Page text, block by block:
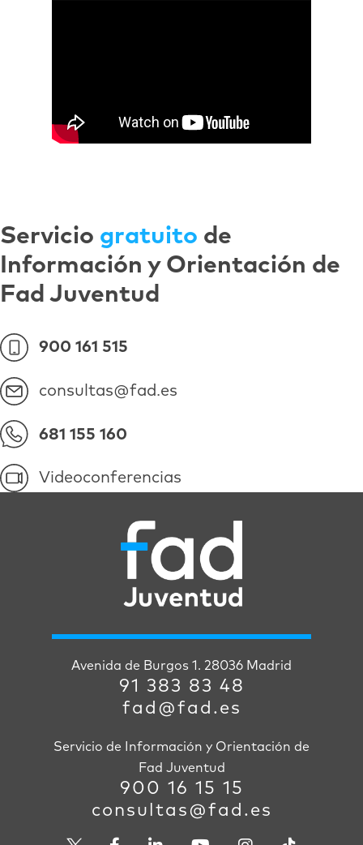
Servicio gratuito de
Información y Orientación de
Fad Juventud
900 161 515
consultas@fad.es
681 155 160
Videoconferencias
Avenida de Burgos 1. 28036 Madrid
91 383 83 48
fad@fad.es
Servicio de Información y Orientación de
Fad Juventud
900 16 15 15
consultas@fad.es